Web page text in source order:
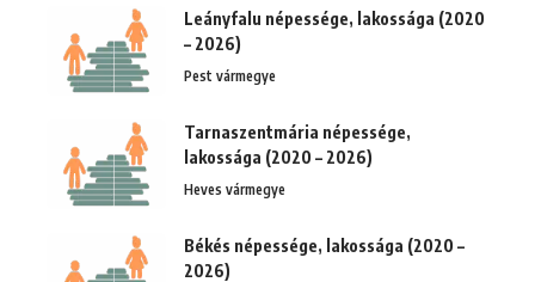
Leányfalu népessége, lakossága (2020
– 2026)
Pest vármegye
Tarnaszentmária népessége,
lakossága (2020 – 2026)
Heves vármegye
Békés népessége, lakossága (2020 –
2026)